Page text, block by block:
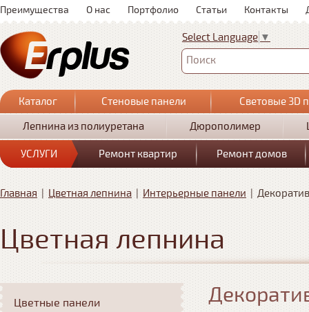
Преимущества О нас Портфолио Статьи Контакты
Select Language ▼
Поиск
Каталог Стеновые панели
Световые 3D
Лепнина из полиуретана
Дюрополимер
УСЛУГИ Ремонт квартир Ремонт домов
Главная | Цветная лепнина | Интерьерные панели |
Цветная лепнина
Цветные панели